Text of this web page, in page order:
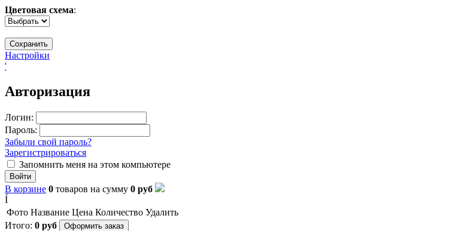
Цветовая схема:
Настройки
'
Авторизация
Логин:
Пароль:
Забыли свой пароль?
Зарегистрироваться
Запомнить меня на этом компьютере
Войти
В корзине 0 товаров на сумму 0 руб
Í
Фото Название Цена Количество Удалить
Итого: 0 руб Оформить заказ